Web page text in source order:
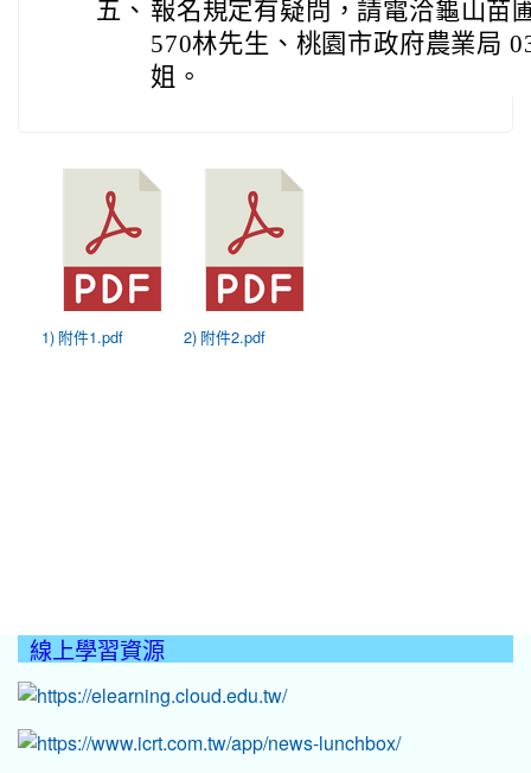
五、 報名規定有疑問，請電洽龜山苗
570林先生、桃園市政府農業局
姐。
1) 附件1.pdf 2) 附件2.pdf
線上學習資源